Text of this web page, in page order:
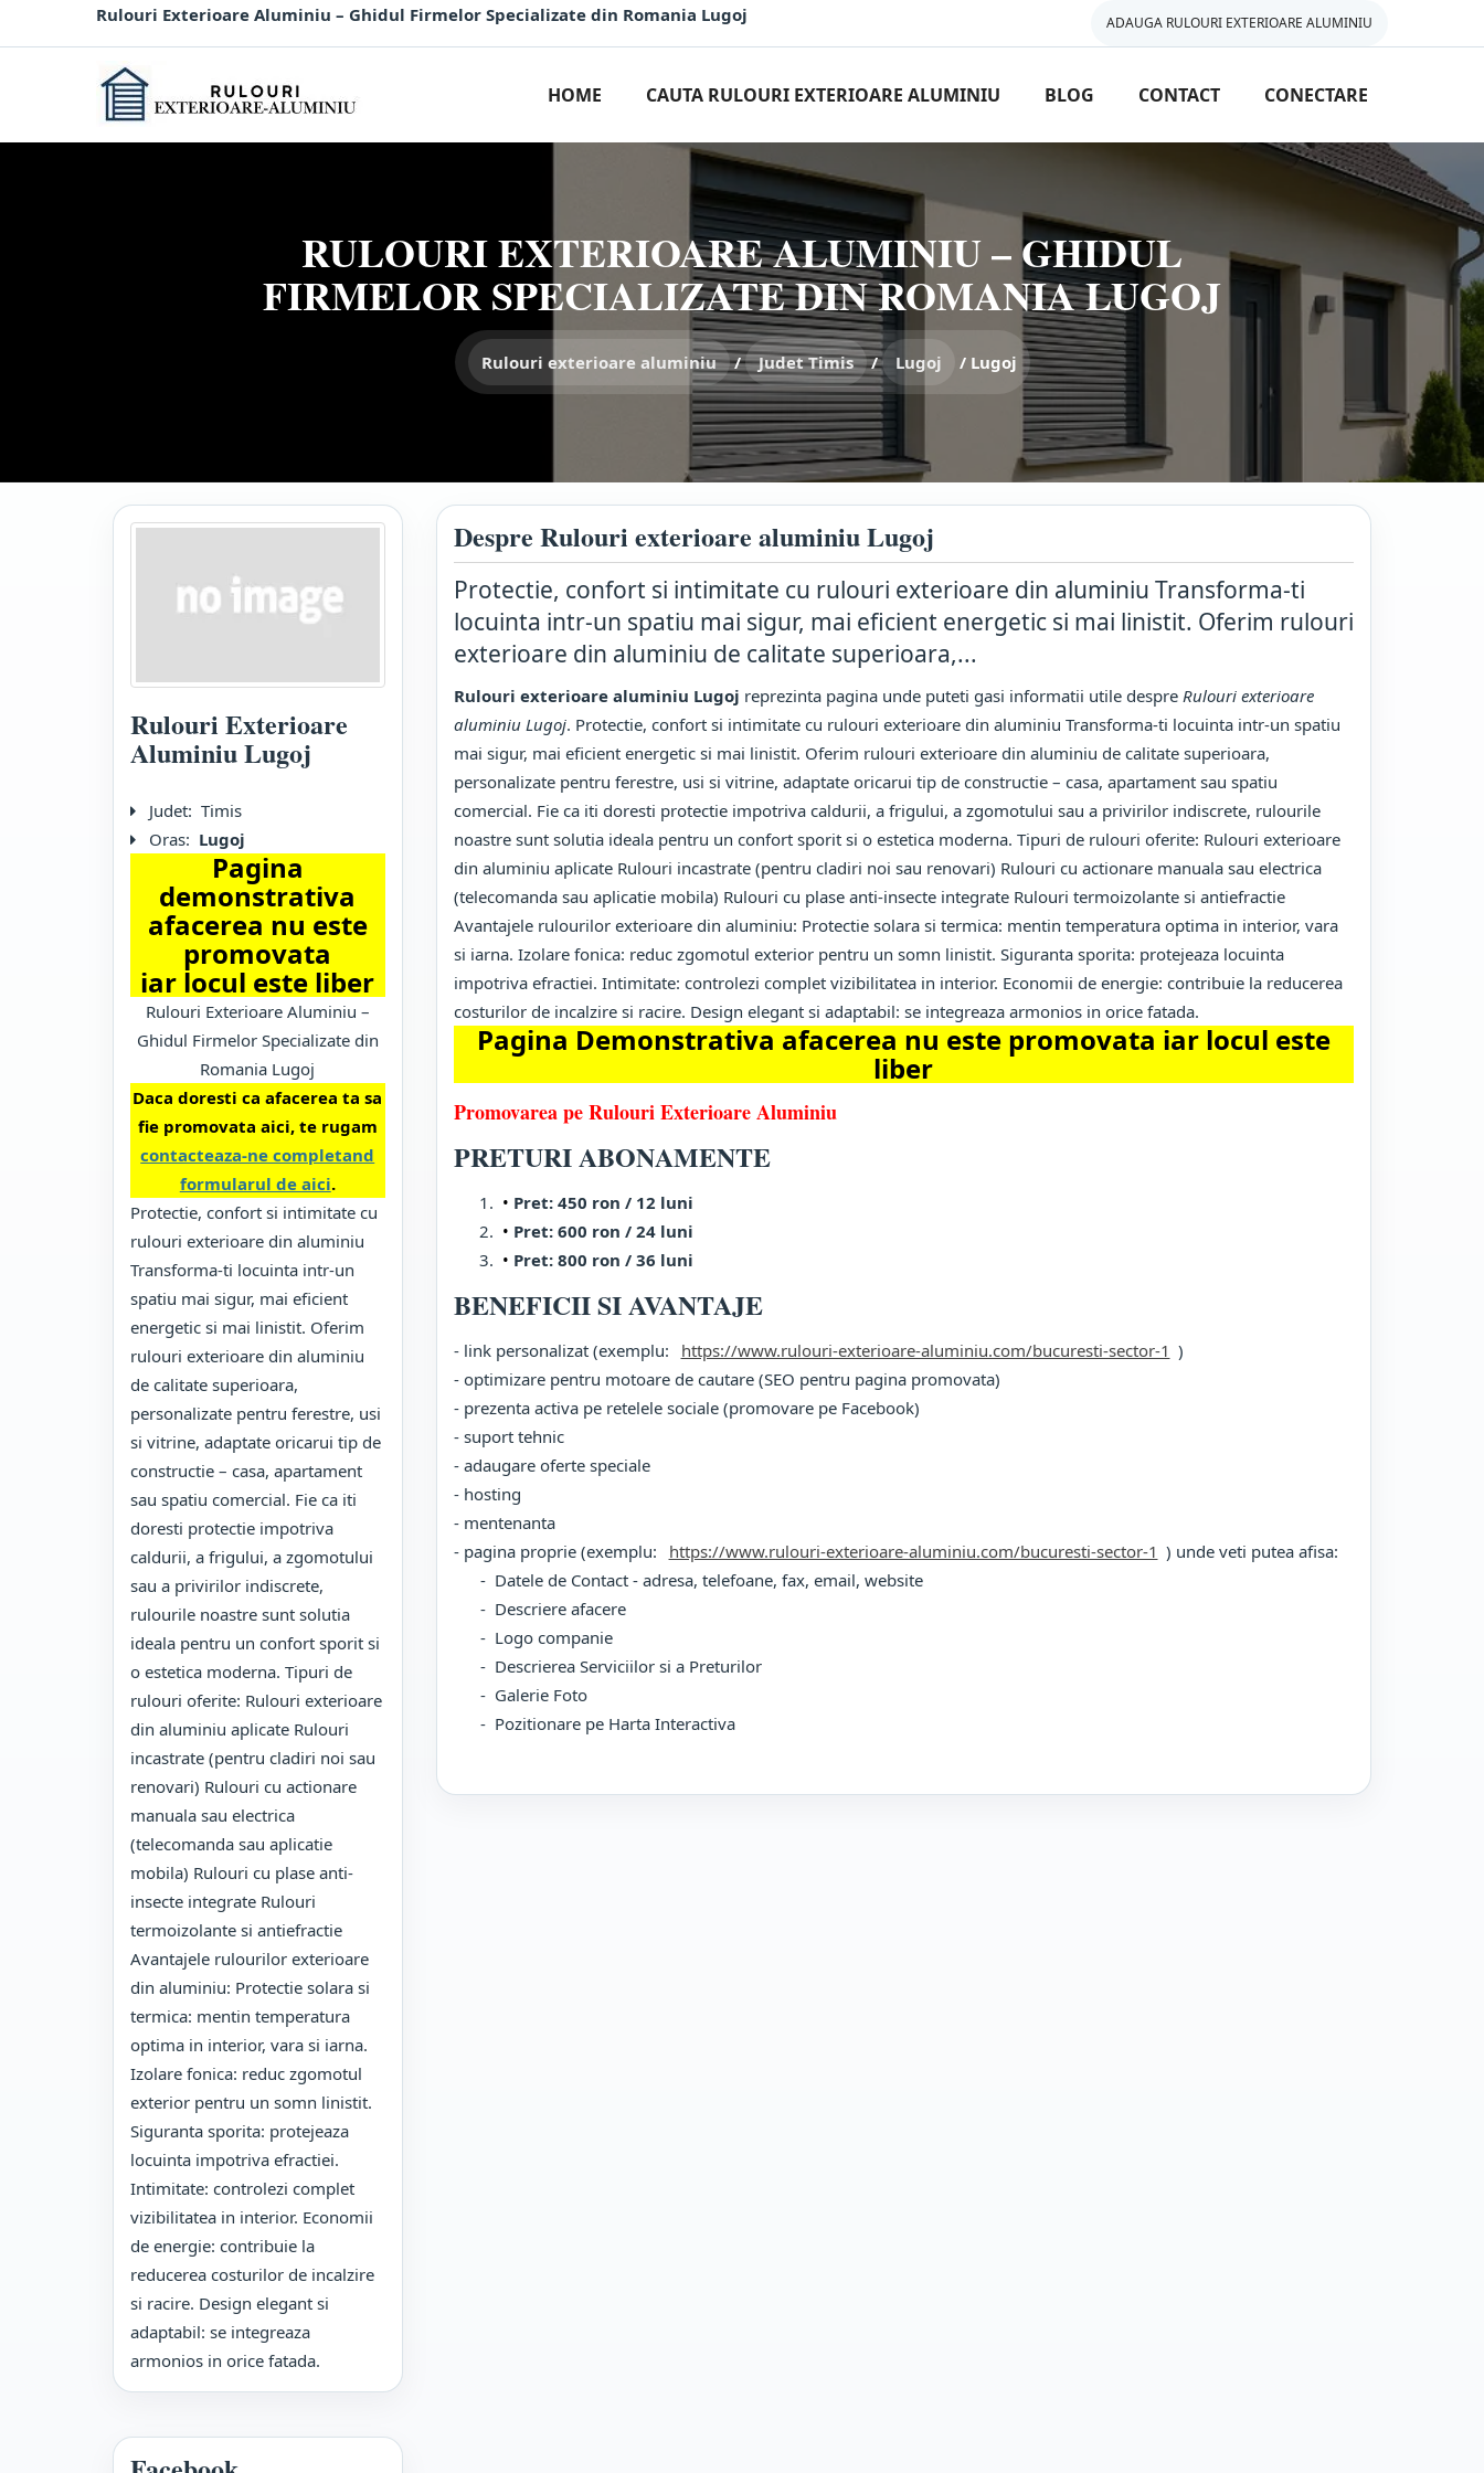
la
Rulouri Exterioare Aluminiu – Ghidul Firmelor Specializate din Romania Lugoj ADAUGA RULOURI EXTERIOARE ALUMINIU
HOME CAUTA RULOURI EXTERIOARE ALUMINIU BLOG CONTACT CONECTARE
RULOURI EXTERIOARE ALUMINIU – GHIDUL
FIRMELOR SPECIALIZATE DIN ROMANIA LUGOJ
Rulouri exterioare aluminiu / Judet Timis / Lugoj / Lugoj
Rulouri Exterioare
Aluminiu Lugoj
Judet: Timis
Oras: Lugoj
Pagina
demonstrativa
afacerea nu este
promovata
iar locul este liber
Rulouri Exterioare Aluminiu –
Ghidul Firmelor Specializate din
Romania Lugoj
Daca doresti ca afacerea ta sa
fie promovata aici, te rugam
contacteaza-ne completand
formularul de aici.
Protectie, confort si intimitate cu
rulouri exterioare din aluminiu
Transforma-ti locuinta intr-un
spatiu mai sigur, mai eficient
energetic si mai linistit. Oferim
rulouri exterioare din aluminiu
de calitate superioara,
personalizate pentru ferestre, usi
si vitrine, adaptate oricarui tip de
constructie – casa, apartament
sau spatiu comercial. Fie ca iti
doresti protectie impotriva
caldurii, a frigului, a zgomotului
sau a privirilor indiscrete,
rulourile noastre sunt solutia
ideala pentru un confort sporit si
o estetica moderna. Tipuri de
rulouri oferite: Rulouri exterioare
din aluminiu aplicate Rulouri
incastrate (pentru cladiri noi sau
renovari) Rulouri cu actionare
manuala sau electrica
(telecomanda sau aplicatie
mobila) Rulouri cu plase anti-
insecte integrate Rulouri
termoizolante si antiefractie
Avantajele rulourilor exterioare
din aluminiu: Protectie solara si
termica: mentin temperatura
optima in interior, vara si iarna.
Izolare fonica: reduc zgomotul
exterior pentru un somn linistit.
Siguranta sporita: protejeaza
locuinta impotriva efractiei.
Intimitate: controlezi complet
vizibilitatea in interior. Economii
de energie: contribuie la
reducerea costurilor de incalzire
si racire. Design elegant si
adaptabil: se integreaza
armonios in orice fatada.
Despre Rulouri exterioare aluminiu Lugoj
Protectie, confort si intimitate cu rulouri exterioare din aluminiu Transforma-ti
locuinta intr-un spatiu mai sigur, mai eficient energetic si mai linistit. Oferim rulouri
exterioare din aluminiu de calitate superioara,...
Rulouri exterioare aluminiu Lugoj reprezinta pagina unde puteti gasi informatii utile despre Rulouri exterioare
aluminiu Lugoj. Protectie, confort si intimitate cu rulouri exterioare din aluminiu Transforma-ti locuinta intr-un spatiu
mai sigur, mai eficient energetic si mai linistit. Oferim rulouri exterioare din aluminiu de calitate superioara,
personalizate pentru ferestre, usi si vitrine, adaptate oricarui tip de constructie – casa, apartament sau spatiu
comercial. Fie ca iti doresti protectie impotriva caldurii, a frigului, a zgomotului sau a privirilor indiscrete, rulourile
noastre sunt solutia ideala pentru un confort sporit si o estetica moderna. Tipuri de rulouri oferite: Rulouri exterioare
din aluminiu aplicate Rulouri incastrate (pentru cladiri noi sau renovari) Rulouri cu actionare manuala sau electrica
(telecomanda sau aplicatie mobila) Rulouri cu plase anti-insecte integrate Rulouri termoizolante si antiefractie
Avantajele rulourilor exterioare din aluminiu: Protectie solara si termica: mentin temperatura optima in interior, vara
si iarna. Izolare fonica: reduc zgomotul exterior pentru un somn linistit. Siguranta sporita: protejeaza locuinta
impotriva efractiei. Intimitate: controlezi complet vizibilitatea in interior. Economii de energie: contribuie la reducerea
costurilor de incalzire si racire. Design elegant si adaptabil: se integreaza armonios in orice fatada.
Pagina Demonstrativa afacerea nu este promovata iar locul este
liber
Promovarea pe Rulouri Exterioare Aluminiu
PRETURI ABONAMENTE
Pret: 450 ron / 12 luni
Pret: 600 ron / 24 luni
Pret: 800 ron / 36 luni
BENEFICII SI AVANTAJE
- link personalizat (exemplu: https://www.rulouri-exterioare-aluminiu.com/bucuresti-sector-1 )
- optimizare pentru motoare de cautare (SEO pentru pagina promovata)
- prezenta activa pe retelele sociale (promovare pe Facebook)
- suport tehnic
- adaugare oferte speciale
- hosting
- mentenanta
- pagina proprie (exemplu:
https://www.rulouri-exterioare-aluminiu.com/bucuresti-sector-1 ) unde veti putea afisa:
- Datele de Contact - adresa, telefoane, fax, email, website
- Descriere afacere
- Logo companie
- Descrierea Serviciilor si a Preturilor
- Galerie Foto
- Pozitionare pe Harta Interactiva